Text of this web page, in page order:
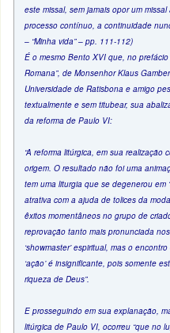
este missal, sem jamais opor um
processo contínuo, a continuidade
– “Minha vida” – pp. 111-112)
É o mesmo Bento XVI que, no
Romana”, de Monsenhor Klaus
Universidade de Ratisbona e amigo
textualmente e sem titubear, sua
da reforma de Paulo VI:
“A reforma litúrgica, em sua
origem. O resultado não foi uma
tem uma liturgia que se degenerou em
atrativa com a ajuda de tolices da
êxitos momentâneos no grupo de
reprovação tanto mais pronunciada
‘showmaster’ espiritual, mas o
‘ação’ é insignificante, pois somente
riqueza de Deus”.
E prosseguindo em sua explanação,
litúrgica de Paulo VI, ocorreu “que no